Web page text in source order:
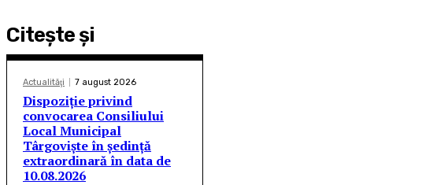
Citeşte şi
Actualităţi 7 august 2026
Dispoziție privind
convocarea Consiliului
Local Municipal
Târgoviște în ședință
extraordinară în data de
10.08.2026